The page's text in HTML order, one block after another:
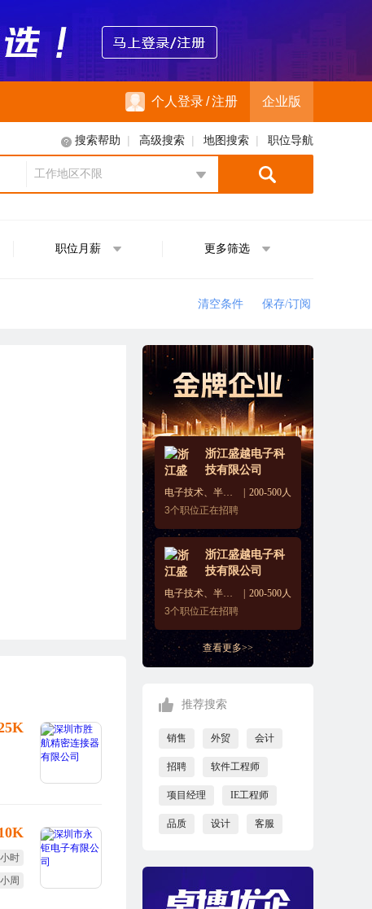
个人登录/注册 企业版
搜索帮助 | 高级搜索 | 地图搜索 | 职位导航
工作地区不限
职位月薪 更多筛选
清空条件 保存/订阅
浙江盛越电子科
技有限公司
电子技术、半导体、集成电路
200-500人
3个职位正在招聘
浙江盛越电子科
技有限公司
电子技术、半导体、集成电路
200-500人
3个职位正在招聘
查看更多>>
推荐搜索
销售 外贸 会计
招聘 软件工程师
项目经理 IE工程师
品质 设计 客服
时
周